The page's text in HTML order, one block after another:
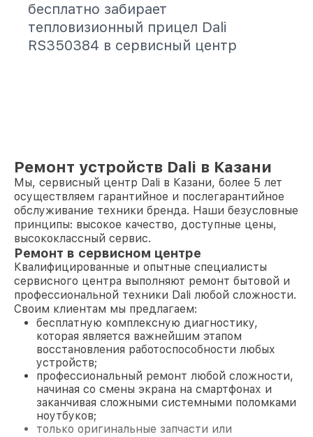
бесплатно забирает
тепловизионный прицел Dali
RS350384 в сервисный центр
Ремонт устройств Dali в Казани
Мы, сервисный центр Dali в Казани, более 5 лет
осуществляем гарантийное и послегарантийное
обслуживание техники бренда. Наши безусловные
принципы: высокое качество, доступные цены,
высококлассный сервис.
Ремонт в сервисном центре
Квалифицированные и опытные специалисты
сервисного центра выполняют ремонт бытовой и
профессиональной техники Dali любой сложности.
Своим клиентам мы предлагаем:
бесплатную комплексную диагностику,
которая является важнейшим этапом
восстановления работоспособности любых
устройств;
профессиональный ремонт любой сложности,
начиная со смены экрана на смартфонах и
заканчивая сложными системными поломками
ноутбуков;
только оригинальные запчасти или